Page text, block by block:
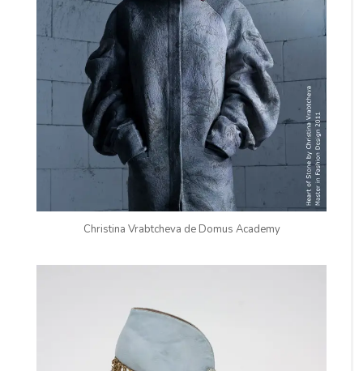
Christina Vrabtcheva de Domus Academy